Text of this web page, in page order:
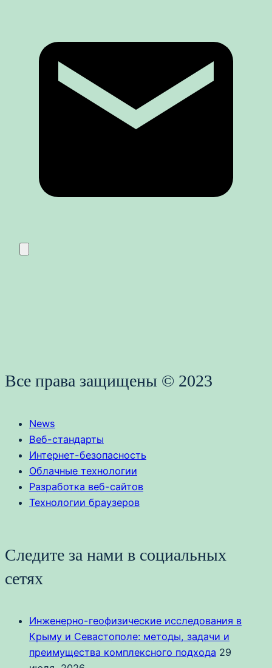
Все права защищены © 2023
News
Веб-стандарты
Интернет-безопасность
Облачные технологии
Разработка веб-сайтов
Технологии браузеров
Следите за нами в социальных
сетях
Инженерно-геофизические исследования в
Крыму и Севастополе: методы, задачи и
преимущества комплексного подхода 29